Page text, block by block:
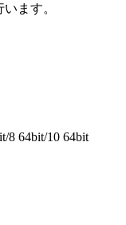
ます。
8 64bit/10 64bit